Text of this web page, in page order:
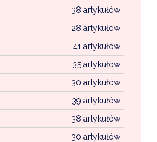
38 artykułów
28 artykułów
41 artykułów
35 artykułów
30 artykułów
39 artykułów
38 artykułów
30 artykułów